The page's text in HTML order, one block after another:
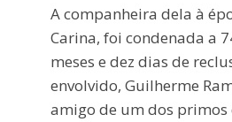
A companheira dela à
Carina, foi condenada a
meses e dez dias de
envolvido, Guilherme
amigo de um dos primos